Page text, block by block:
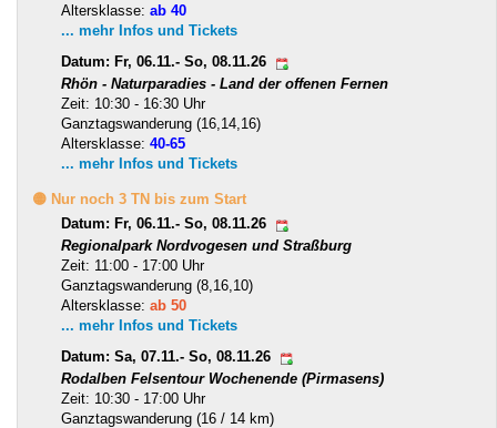
Altersklasse: ab 40
... mehr Infos und Tickets
Datum: Fr, 06.11.- So, 08.11.26
Rhön - Naturparadies - Land der offenen Fernen
Zeit: 10:30 - 16:30 Uhr
Ganztagswanderung (16,14,16)
Altersklasse: 40-65
... mehr Infos und Tickets
🟡 Nur noch 3 TN bis zum Start
Datum: Fr, 06.11.- So, 08.11.26
Regionalpark Nordvogesen und Straßburg
Zeit: 11:00 - 17:00 Uhr
Ganztagswanderung (8,16,10)
Altersklasse: ab 50
... mehr Infos und Tickets
Datum: Sa, 07.11.- So, 08.11.26
Rodalben Felsentour Wochenende (Pirmasens)
Zeit: 10:30 - 17:00 Uhr
Ganztagswanderung (16 / 14 km)